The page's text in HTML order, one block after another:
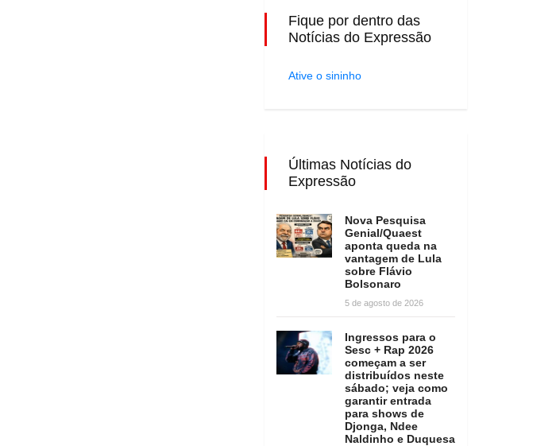
Fique por dentro das
Notícias do Expressão
Ative o sininho
Últimas Notícias do
Expressão
Nova Pesquisa
Genial/Quaest
aponta queda na
vantagem de Lula
sobre Flávio
Bolsonaro
5 de agosto de 2026
Ingressos para o
Sesc + Rap 2026
começam a ser
distribuídos neste
sábado; veja como
garantir entrada
para shows de
Djonga, Ndee
Naldinho e Duquesa